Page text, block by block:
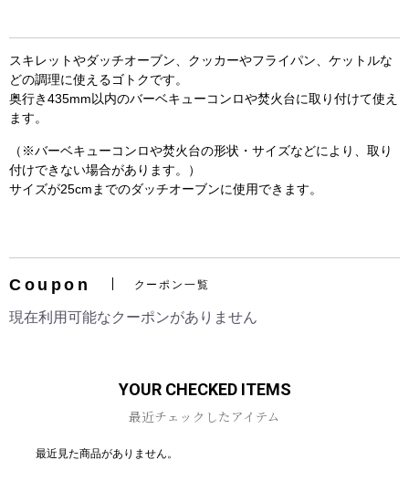
スキレットやダッチオーブン、クッカーやフライパン、ケットルな
どの調理に使えるゴトクです。
奥行き435mm以内のバーベキューコンロや焚火台に取り付けて使え
ます。
（※バーベキューコンロや焚火台の形状・サイズなどにより、取り
付けできない場合があります。）
サイズが25cmまでのダッチオーブンに使用できます。
Coupon クーポン一覧
現在利用可能なクーポンがありません
YOUR CHECKED ITEMS
最近チェックしたアイテム
最近見た商品がありません。